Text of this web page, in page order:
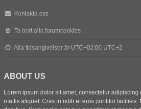
Kontakta oss
Ta bort alla forumcookies
Alla tidsangivelser är UTC+02:00 UTC+2
ABOUT US
Lorem ipsum dolor sit amet, consectetur adipiscing
mattis aliquet. Cras in nibh et eros porttitor facilisis.